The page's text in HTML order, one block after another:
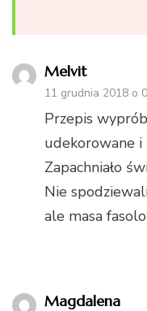
Melvit
11 grudnia 2018 o
Przepis
udekorowane
Zapachniało
Nie
ale masa
Magdalena